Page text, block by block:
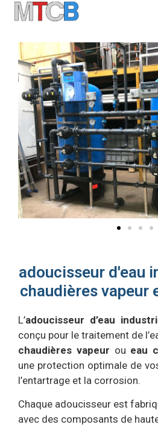
adoucisseur d'eau
chaudières vapeur
L’adoucisseur d’eau
conçu pour le traitement de
chaudières vapeur ou eau
une protection optimale de
l’entartrage et la corrosion.
Chaque adoucisseur est
avec des composants de